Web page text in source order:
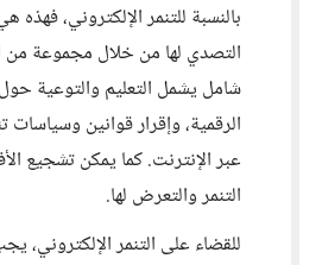
بالنسبة للتنمر الإلكتروني،
التصدي لها من خلال مجموعة من
شامل يشمل التعليم والتوعية حول
الرقمية، وإقرار قوانين
عبر الإنترنت. كما يمكن تشجيع
التنمر والتعرض لها.
للقضاء على التنمر الإلكتروني،